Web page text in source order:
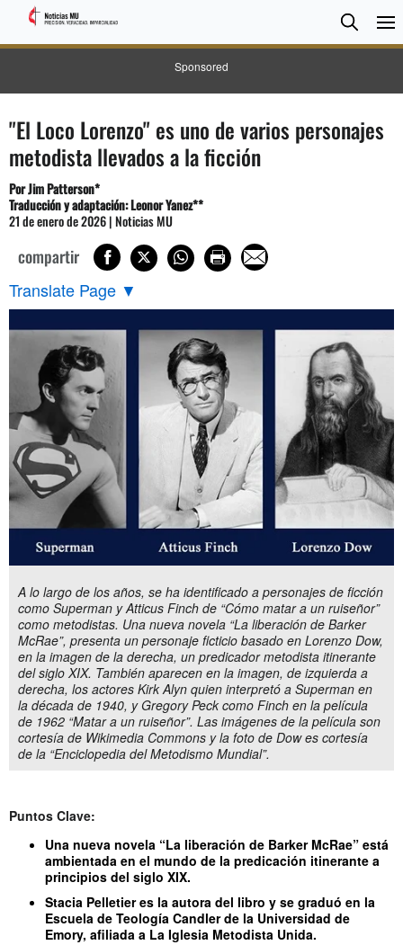
Sponsored
Search
"El Loco Lorenzo" es uno de varios personajes
metodista llevados a la ficción
Por Jim Patterson*
Traducción y adaptación: Leonor Yanez**
21 de enero de 2026 | Noticias MU
compartir
Translate Page ▼
A lo largo de los años, se ha identificado a personajes de ficción
como Superman y Atticus Finch de “Cómo matar a un ruiseñor”
como metodistas. Una nueva novela “La liberación de Barker
McRae”, presenta un personaje ficticio basado en Lorenzo Dow,
en la imagen de la derecha, un predicador metodista itinerante
del siglo XIX. También aparecen en la imagen, de izquierda a
derecha, los actores Kirk Alyn quien interpretó a Superman en
la década de 1940, y Gregory Peck como Finch en la película
de 1962 “Matar a un ruiseñor”. Las imágenes de la película son
cortesía de Wikimedia Commons y la foto de Dow es cortesía
de la “Enciclopedia del Metodismo Mundial”.
Puntos Clave:
Una nueva novela “La liberación de Barker McRae” está
ambientada en el mundo de la predicación itinerante a
principios del siglo XIX.
Stacia Pelletier es la autora del libro y se graduó en la
Escuela de Teología Candler de la Universidad de
Emory, afiliada a La Iglesia Metodista Unida.